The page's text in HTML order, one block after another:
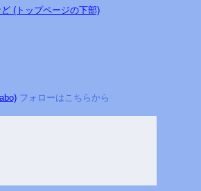
(トップページの下部)
フォローはこちらから